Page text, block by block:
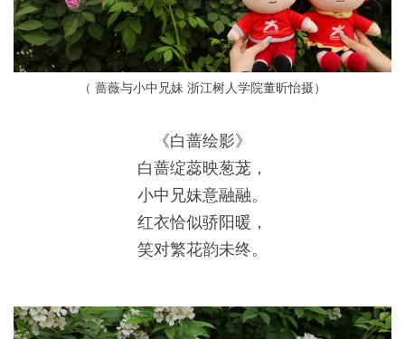
（ 蔷薇与小中兄妹 浙江树人学院董昕怡摄）
《白蔷绘影》
白蔷绽蕊映葱茏，
小中兄妹意融融。
红衣恰似骄阳暖，
笑对繁花韵未终。